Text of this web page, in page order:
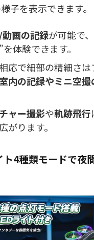
子を表示できます。
画の記録が可能で
体験できます。
応で細部の精細さ
室内の記録やミニ空撮
ャー撮影や軌跡飛行
がります。
ト4種類モードで夜